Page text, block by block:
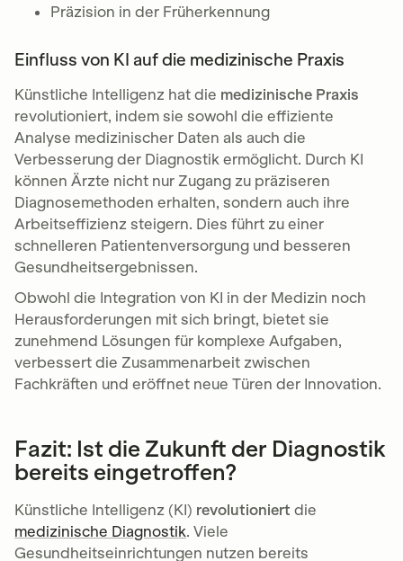
Präzision in der Früherkennung
Einfluss von KI auf die medizinische Praxis
Künstliche Intelligenz hat die medizinische Praxis
revolutioniert, indem sie sowohl die effiziente
Analyse medizinischer Daten als auch die
Verbesserung der Diagnostik ermöglicht. Durch KI
können Ärzte nicht nur Zugang zu präziseren
Diagnosemethoden erhalten, sondern auch ihre
Arbeitseffizienz steigern. Dies führt zu einer
schnelleren Patientenversorgung und besseren
Gesundheitsergebnissen.
Obwohl die Integration von KI in der Medizin noch
Herausforderungen mit sich bringt, bietet sie
zunehmend Lösungen für komplexe Aufgaben,
verbessert die Zusammenarbeit zwischen
Fachkräften und eröffnet neue Türen der Innovation.
Fazit: Ist die Zukunft der Diagnostik
bereits eingetroffen?
Künstliche Intelligenz (KI) revolutioniert die
medizinische Diagnostik. Viele
Gesundheitseinrichtungen nutzen bereits